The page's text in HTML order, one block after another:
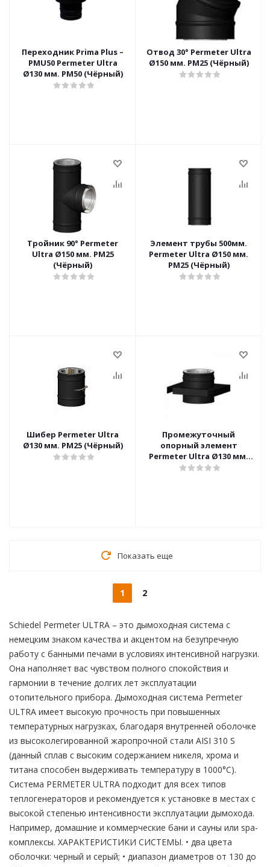
Переходник Prima Plus –
PMU50 Permeter Ultra
Ø130 мм. PM50 (Чёрный)
Отвод 30° Permeter Ultra
Ø150 мм. PM25 (Чёрный)
Тройник 90° Permeter
Ultra Ø150 мм. PM25
(Чёрный)
Элемент трубы 500мм.
Permeter Ultra Ø150 мм.
PM25 (Чёрный)
Шибер Permeter Ultra
Ø130 мм. PM25 (Чёрный)
Промежуточный
опорный элемент
Permeter Ultra Ø130 мм.
PM25 (Чёрный)
Показать еще
1 2
Schiedel Permeter ULTRA – это дымоходная система с
немецким знаком качества и акцентом на безупречную
работу с банными печами в условиях интенсивной нагрузки.
Она наполняет вас чувством полного спокойствия и
гармонии в течение долгих лет эксплуатации
отопительного прибора. Дымоходная система Permeter
ULTRA имеет высокую прочность при повышенных
температурных нагрузках, благодаря внутренней оболочке
из высоколегированной жаропрочной стали AISI 310 S
(данный сплав с высоким содержанием никеля, хрома и
титана способен выдерживать температуру в 1000°С).
Система PERMETER ULTRA подходит для всех типов
теплогенераторов и рекомендуется к установке в местах с
высокой степенью интенсивности эксплуатации дымохода.
Например, домашние и коммерческие бани и сауны или spa-
комплексы. ХАРАКТЕРИСТИКИ СИСТЕМЫ. • два цвета
оболочки: черный и серый; • диапазон диаметров от 130 до